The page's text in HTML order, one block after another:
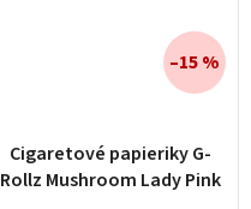
Cigaretové papieriky G-
Rollz Mushroom Lady Pink
–15 %